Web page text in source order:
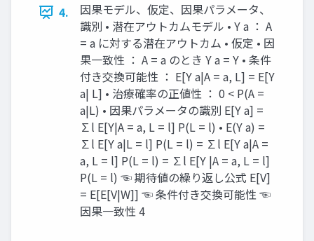
4.
因果モデル、仮定、因果パラメータ、
識別 • 潜在アウトカムモデル • Y a ： A
= a に対する潜在アウトカム • 仮定 • 因
果一致性 ： A = a のとき Y a = Y • 条件
付き交換可能性 ： E[Y a|A = a, L] = E[Y
a| L] • 治療確率の正値性 ： 0 < P(A =
a|L) • 因果パラメータの識別 E[Y a] =
∑l E[Y|A = a, L = l] P(L = l) • E(Y a) =
∑l E[Y a|L = l] P(L = l) = ∑l E[Y a|A =
a, L = l] P(L = l) = ∑l E[Y |A = a, L = l]
P(L = l) ☜ 期待値の繰り返し公式 E[V]
= E[E[V|W]] ☜ 条件付き交換可能性 ☜
因果一致性 4